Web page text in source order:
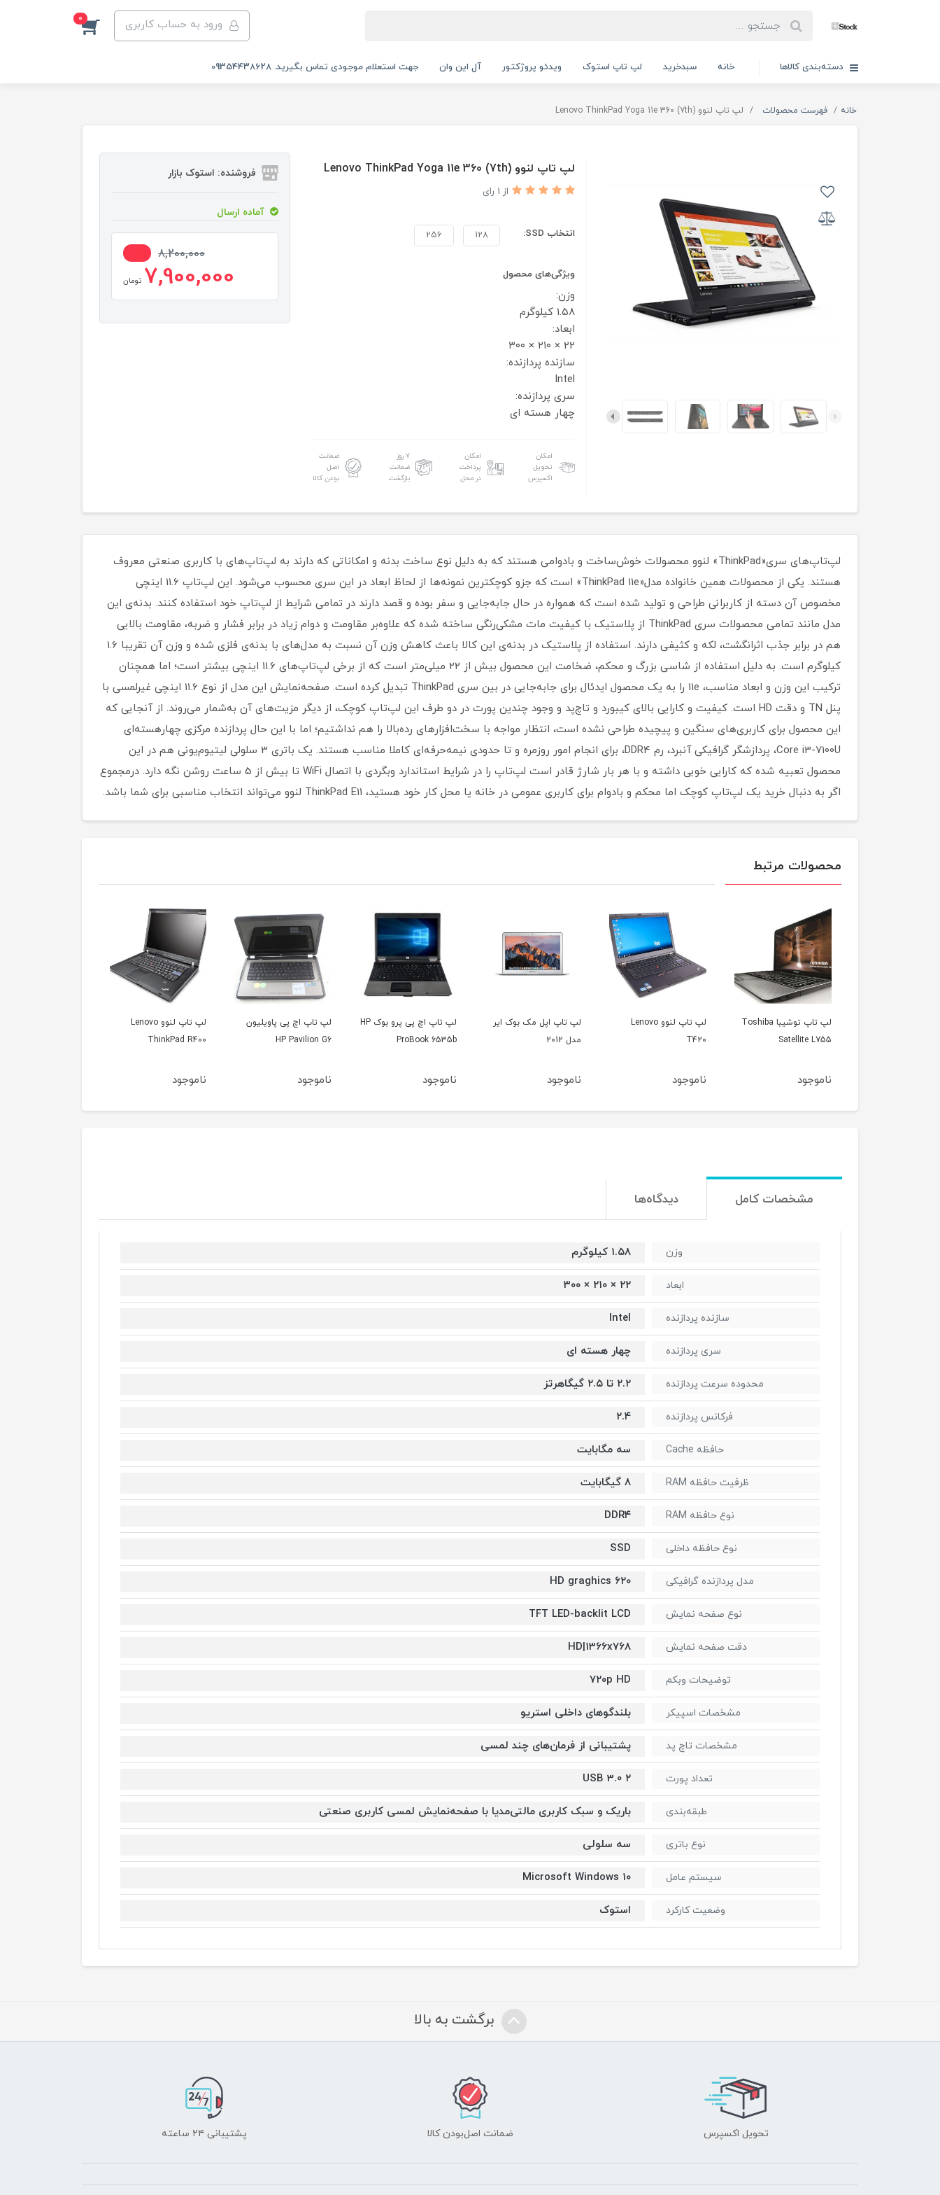
ورود به حساب کاربری 0
دسته‌بندی کالاها خانه سبدخرید لپ تاپ استوک ویدئو پروژکتور آل این وان جهت استعلام موجودی تماس بگیرید. 09354438628
خانه فهرست محصولات لپ تاپ لنوو Lenovo ThinkPad Yoga 11e 360 (7th)
لپ تاپ لنوو Lenovo ThinkPad Yoga 11e 360 (7th)
از 1 رای
انتخاب SSD: 128
256
ویژگی‌های محصول
وزن:
۱.۵۸ کیلوگرم
ابعاد:
۲۲ × ۲۱۰ × ۳۰۰
سازنده پردازنده:
Intel
سری پردازنده:
چهار هسته ای
امکان
تحویل
اکسپرس
امکان
پرداخت
در محل
۷ روز
ضمانت
بازگشت
ضمانت
اصل
بودن کالا
فروشنده: استوک بازار
آماده ارسال
8,200,000
7,900,000 تومان
لپ‌تاپ‌های سری«ThinkPad» لنوو محصولات خوش‌ساخت و بادوامی هستند که به دلیل نوع ساخت بدنه و امکاناتی که دارند به لپ‌تاپ‌های با کاربری صنعتی معروف
هستند. یکی از محصولات همین خانواده مدل«ThinkPad 11e» است که جزو کوچکترین نمونه‌ها از لحاظ ابعاد در این سری محسوب می‌شود. این لپ‌تاپ 11.6 اینچی
مخصوص آن دسته از کاربرانی طراحی و تولید شده است که همواره در حال جابه‌جایی و سفر بوده و قصد دارند در تمامی شرایط از لپ‌تاپ خود استفاده کنند. بدنه‌ی این
مدل مانند تمامی محصولات سری ThinkPad از پلاستیک با کیفیت مات مشکی‌رنگی ساخته شده که علاوه‌بر مقاومت و دوام زیاد در برابر فشار و ضربه، مقاومت بالایی
هم در برابر جذب اثرانگشت، لکه و کثیفی دارند. استفاده از پلاستیک در بدنه‌ی این کالا باعث کاهش وزن آن نسبت به مدل‌های با بدنه‌ی فلزی شده و وزن آن تقریبا 1.6
کیلوگرم است. به دلیل استفاده از شاسی بزرگ و محکم، ضخامت این محصول بیش از 22 میلی‌متر است که از برخی لپ‌تاپ‌های 11.6 اینچی بیشتر است؛ اما همچنان
ترکیب این وزن و ابعاد مناسب، 11e را به یک محصول ایدئال برای جابه‌جایی در بین سری ThinkPad تبدیل کرده است. صفحه‌نمایش این مدل از نوع 11.6 اینچی غیرلمسی با
پنل TN و دقت HD است. کیفیت و کارایی بالای کیبورد و تاچ‌پد و وجود چندین پورت در دو طرف این لپ‌تاپ کوچک، از دیگر مزیت‌های آن به‌شمار می‌روند. از آنجایی که
این محصول برای کاربری‌های سنگین و پیچیده طراحی نشده است، انتظار مواجه با سخت‌افزارهای رده‌بالا را هم نداشتیم؛ اما با این حال پردازنده مرکزی چهارهسته‌ای
Core i3-7100U، پردازشگر گرافیکی آنبرد، رم DDR4، برای انجام امور روزمره و تا حدودی نیمه‌حرفه‌ای کاملا مناسب هستند. یک باتری 3 سلولی لیتیوم‌یونی هم در این
محصول تعبیه شده که کارایی خوبی داشته و با هر بار شارژ قادر است لپ‌تاپ را در شرایط استاندارد وبگردی با اتصال WiFi تا بیش از 5 ساعت روشن نگه دارد. درمجموع
اگر به دنبال خرید یک لپ‌تاپ کوچک اما محکم و بادوام برای کاربری عمومی در خانه یا محل کار خود هستید، ThinkPad E11 لنوو می‌تواند انتخاب مناسبی برای شما باشد.
محصولات مرتبط
لپ تاپ لنوو Lenovo
T420
ناموجود
لپ تاپ اپل مک بوک ایر
مدل 2012
ناموجود
لپ تاپ اچ پی پرو بوک HP
ProBook 6535b
ناموجود
لپ تاپ اچ پی پاویلیون
HP Pavilion G6
ناموجود
لپ تاپ لنوو Lenovo
ThinkPad R400
ناموجود
لپ تاپ لنوو تینک پد
Lenovo ThinkPad T430
ناموجود
مشخصات کامل دیدگاه‌ها
وزن ۱.۵۸ کیلوگرم
ابعاد ۲۲ × ۲۱۰ × ۳۰۰
سازنده پردازنده Intel
سری پردازنده چهار هسته ای
محدوده سرعت پردازنده ۲.۲ تا ۲.۵ گیگاهرتز
فرکانس پردازنده ۲.۴
حافظه Cache سه مگابایت
ظرفیت حافظه RAM 8 گیگابایت
نوع حافظه RAM DDR۴
نوع حافظه داخلی SSD
مدل پردازنده گرافیکی HD graghics ۶۲۰
نوع صفحه نمایش TFT LED-backlit LCD
دقت صفحه نمایش HD|۱۳۶۶x۷۶۸
توضیحات وبکم ۷۲۰p HD
مشخصات اسپیکر بلندگوهای داخلی استریو
مشخصات تاچ پد پشتیبانی از فرمان‌های چند لمسی
تعداد پورت USB 3.0 ۲
طبقه‌بندی باریک و سبک کاربری مالتی‌مدیا با صفحه‌نمایش لمسی کاربری صنعتی
نوع باتری سه سلولی
سیستم عامل Microsoft Windows ۱۰
وضعیت کارکرد استوک
برگشت به بالا
تحویل اکسپرس ضمانت اصل‌بودن کالا پشتیبانی ۲۴ ساعته